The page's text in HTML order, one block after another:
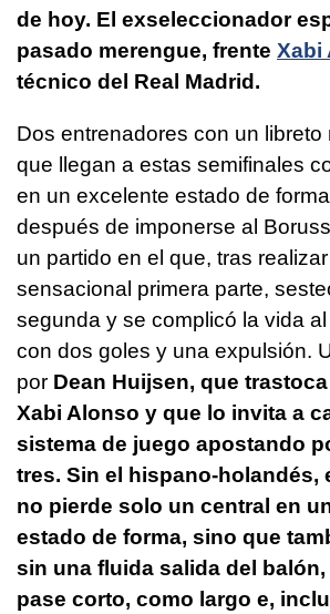
de hoy. El exseleccionador
pasado merengue, frente Xabi
técnico del Real Madrid.
Dos entrenadores con un libreto
que llegan a estas semifinales
en un excelente estado de
después de imponerse al
un partido en el que, tras
sensacional primera parte,
segunda y se complicó la vida
con dos goles y una expulsión.
por Dean Huijsen, que
Xabi Alonso y que lo invita a
sistema de juego apostando
tres. Sin el hispano-holandés,
no pierde solo un central en
estado de forma, sino que
sin una fluida salida del
pase corto, como largo e,